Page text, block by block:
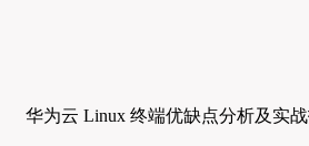
华为云 Linux 终端优缺点分析及实